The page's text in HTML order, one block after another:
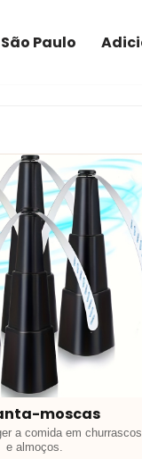
Paulo
moscas
a comida em churrascos
e almoços.